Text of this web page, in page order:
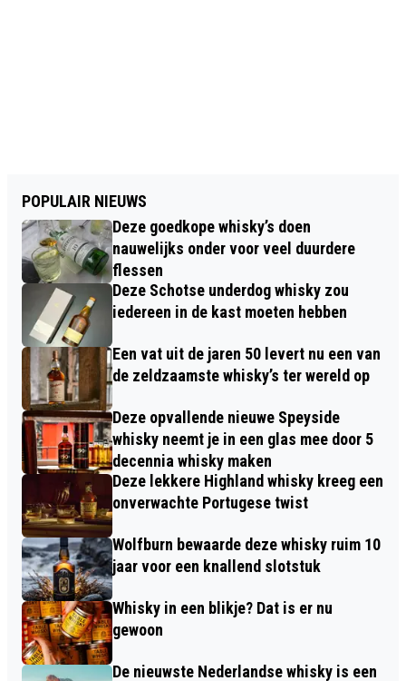
POPULAIR NIEUWS
Deze goedkope whisky’s doen
nauwelijks onder voor veel duurdere
flessen
Deze Schotse underdog whisky zou
iedereen in de kast moeten hebben
Een vat uit de jaren 50 levert nu een van
de zeldzaamste whisky’s ter wereld op
Deze opvallende nieuwe Speyside
whisky neemt je in een glas mee door 5
decennia whisky maken
Deze lekkere Highland whisky kreeg een
onverwachte Portugese twist
Wolfburn bewaarde deze whisky ruim 10
jaar voor een knallend slotstuk
Whisky in een blikje? Dat is er nu
gewoon
De nieuwste Nederlandse whisky is een